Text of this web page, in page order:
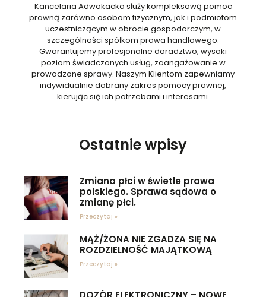
Kancelaria Adwokacka służy kompleksową pomoc
prawną zarówno osobom fizycznym, jak i podmiotom
uczestniczącym w obrocie gospodarczym, w
szczególności spółkom prawa handlowego.
Gwarantujemy profesjonalne doradztwo, wysoki
poziom świadczonych usług, zaangażowanie w
prowadzone sprawy. Naszym Klientom zapewniamy
indywidualnie dobrany zakres pomocy prawnej,
kierując się ich potrzebami i interesami.
Ostatnie wpisy
Zmiana płci w świetle prawa
polskiego. Sprawa sądowa o
zmianę płci.
Przeczytaj »
MĄŻ/ŻONA NIE ZGADZA SIĘ NA
ROZDZIELNOŚĆ MAJĄTKOWĄ
Przeczytaj »